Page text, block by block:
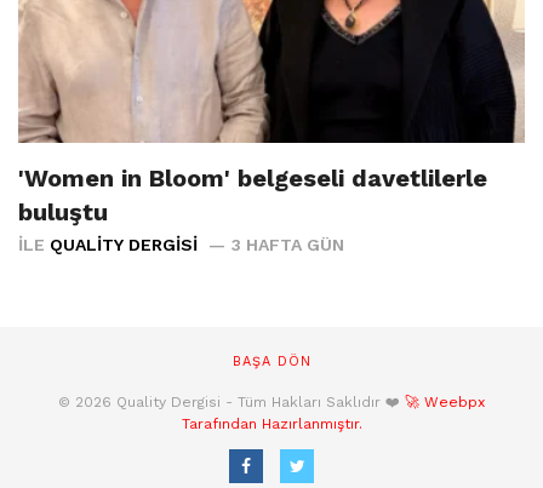
'Women in Bloom' belgeseli davetlilerle
buluştu
İLE QUALITY DERGISI 3 HAFTA GÜN
BAŞA DÖN
© 2026 Quality Dergisi - Tüm Hakları Saklıdır ❤️ 🚀 Weebpx
Tarafından Hazırlanmıştır.